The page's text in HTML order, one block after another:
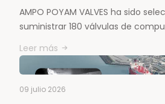
AMPO POYAM VALVES ha sido
suministrar 180 válvulas de
Leer más
09 julio 2026